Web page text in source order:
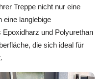
Treppe nicht nur eine
eine langlebige
und Polyurethan
die sich ideal für